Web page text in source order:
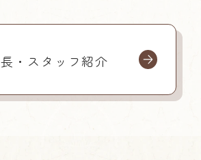
・スタッフ紹介